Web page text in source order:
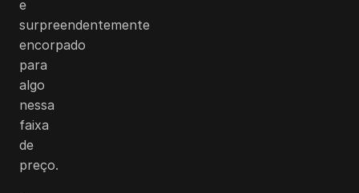
e
surpreendentemente
encorpado
para
algo
nessa
faixa
de
preço.